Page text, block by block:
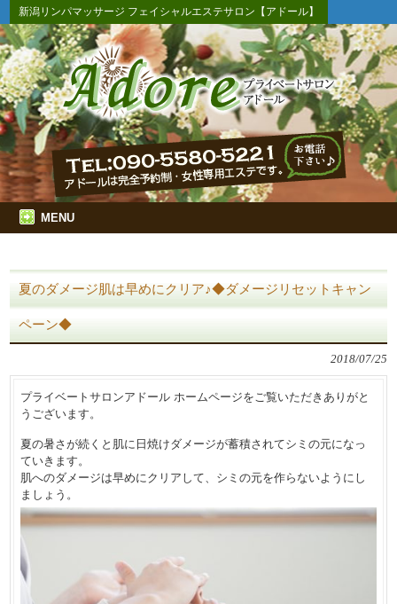
新潟リンパマッサージ フェイシャルエステサロン【アドール】
MENU
夏のダメージ肌は早めにクリア♪◆ダメージリセットキャン
ペーン◆
2018/07/25
プライベートサロンアドール ホームページをご覧いただきありがと
うございます。
夏の暑さが続くと肌に日焼けダメージが蓄積されてシミの元になっ
ていきます。
肌へのダメージは早めにクリアして、シミの元を作らないようにし
ましょう。